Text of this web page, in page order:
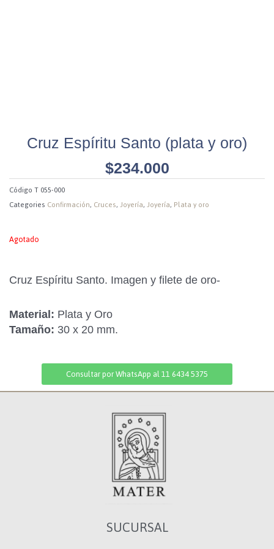
Cruz Espíritu Santo (plata y oro)
$234.000
CódigoT 055-000
Categories Confirmación, Cruces,Joyería,Joyería, Plata y oro
Agotado
Cruz Espíritu Santo. Imagen y filete de oro-
Material: Plata y Oro
Tamaño: 30 x 20 mm.
Consultar por WhatsApp al 11 6434 5375
SUCURSAL